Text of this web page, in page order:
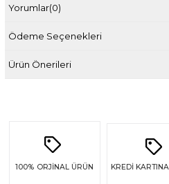
Yorumlar(0)
Ödeme Seçenekleri
Ürün Önerileri
100% ORJİNAL ÜRÜN